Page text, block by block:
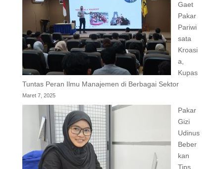
Gaet
Pakar
Pariwi
sata
Kroasi
a,
Kupas
Tuntas Peran Ilmu Manajemen di Berbagai Sektor
Maret 7, 2025
Pakar
Gizi
Udinus
Beber
kan
Tips